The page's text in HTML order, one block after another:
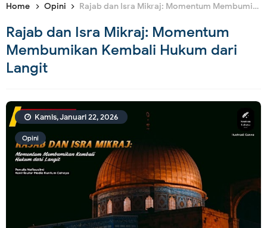
Home Opini Rajab dan Isra Mikraj: Momentum Membumikan Kembali Hukum dari Langit
Rajab dan Isra Mikraj: Momentum
Membumikan Kembali Hukum dari
Langit
Opini
Kamis, Januari 22, 2026